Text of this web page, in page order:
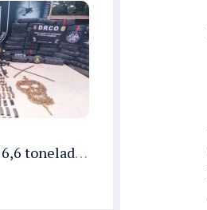
PMAM apreende 16,6 toneladas de entorpecentes e registra aumento nas prisões em flagrante e nas capturas de foragidos no primeiro semestre de 2026